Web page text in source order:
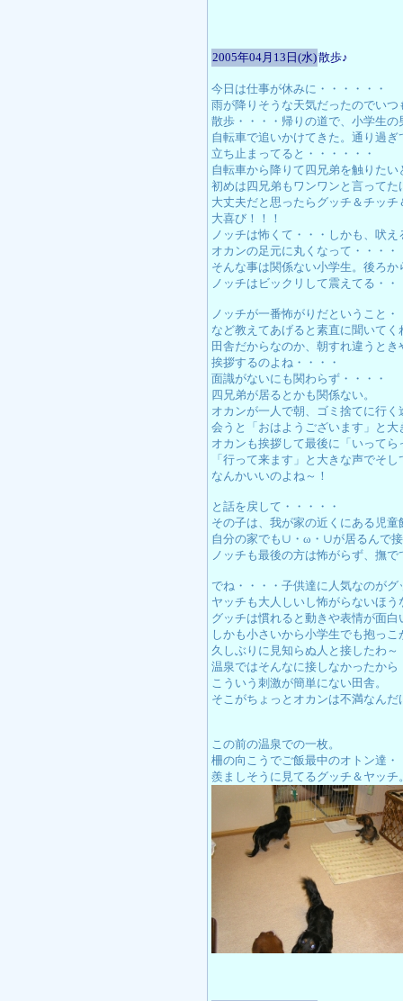
2005年04月13日(水)散歩♪
今日は仕事が休みに・・・・・・
雨が降りそうな天気だったのでい
散歩・・・・帰りの道で、小学生の
自転車で追いかけてきた。通り過ぎ
立ち止まってると・・・・・・
自転車から降りて四兄弟を触りたい
初めは四兄弟もワンワンと言ってた
大丈夫だと思ったらグッチ＆チッ
大喜び！！！
ノッチは怖くて・・・しかも、吠
オカンの足元に丸くなって・・・・
そんな事は関係ない小学生。後ろ
ノッチはビックリして震えてる・・
ノッチが一番怖がりだということ
など教えてあげると素直に聞いてく
田舎だからなのか、朝すれ違うとき
挨拶するのよね・・・・
面識がないにも関わらず・・・・
四兄弟が居るとかも関係ない。
オカンが一人で朝、ゴミ捨てに行
会うと「おはようございます」と大
オカンも挨拶して最後に「いって
「行って来ます」と大きな声でそ
なんかいいのよね～！
と話を戻して・・・・・
その子は、我が家の近くにある児
自分の家でも∪・ω・∪が居るんで
ノッチも最後の方は怖がらず、撫
でね・・・・子供達に人気なのがグ
ヤッチも大人しいし怖がらないほ
グッチは慣れると動きや表情が面白
しかも小さいから小学生でも抱っ
久しぶりに見知らぬ人と接したわ～
温泉ではそんなに接しなかったから
こういう刺激が簡単にない田舎。
そこがちょっとオカンは不満なんだ
この前の温泉での一枚。
柵の向こうでご飯最中のオトン達・
羨ましそうに見てるグッチ＆ヤッチ